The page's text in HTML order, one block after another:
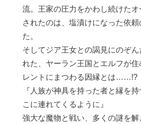
流。王家の圧力をかわし続けた
されたのは、塩漬けになった依頼
た。
そしてジア王女との謁見にのぞ
れた、ヤーラン王国とエルフが住
レントにまつわる因縁とは……!?
『人族が神具を持った者と縁を
こに連れてくるように』
強大な魔物と戦い、多くの謎を解